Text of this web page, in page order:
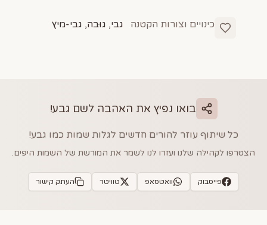
כינויים וצורות הקטנה גבי, גוּבה, גבי-מיץ
בואו נפיץ את האהבה לשם גבע!
כל שיתוף עוזר להורים חדשים לגלות שמות כמו גבע!
הצטרפו לקהילה שלנו ועזרו לנו לשמר את המורשת של השמות היפים.
פייסבוק וואטסאפ טוויטר העתק קישור